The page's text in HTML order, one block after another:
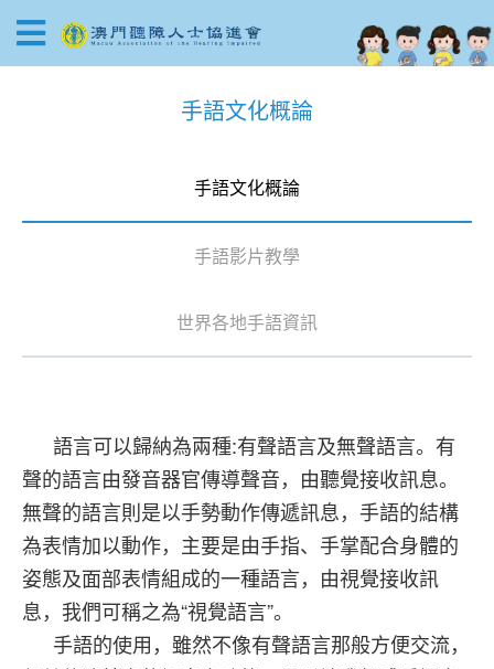
手語文化概論
手語文化概論
手語影片教學
世界各地手語資訊
語言可以歸納為兩種:有聲語言及無聲語言。有
聲的語言由發音器官傳導聲音，由聽覺接收訊息。
無聲的語言則是以手勢動作傳遞訊息，手語的結構
為表情加以動作，主要是由手指、手掌配合身體的
姿態及面部表情組成的一種語言，由視覺接收訊
息，我們可稱之為“視覺語言”。
手語的使用，雖然不像有聲語言那般方便交流，